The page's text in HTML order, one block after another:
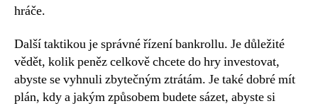
hráče.
Další taktikou je správné řízení bankrollu. Je důležité
vědět, kolik peněz celkově chcete do hry investovat,
abyste se vyhnuli zbytečným ztrátám. Je také dobré mít
plán, kdy a jakým způsobem budete sázet, abyste si